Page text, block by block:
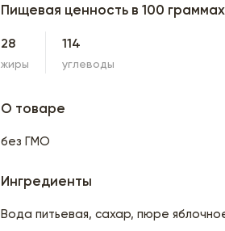
Пищевая ценность в 100 граммах
28
жиры
114
углеводы
О товаре
без ГМО
Ингредиенты
Вода питьевая, сахар, пюре